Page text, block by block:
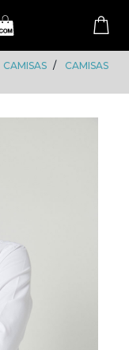
CAMISAS
CAMISAS